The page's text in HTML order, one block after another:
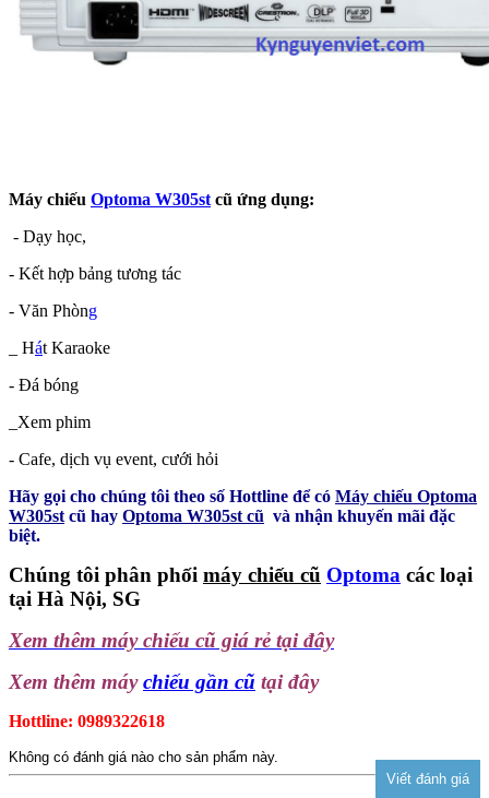
Máy chiếu Optoma W305st cũ ứng dụng:
- Dạy học,
- Kết hợp bảng tương tác
- Văn Phòng
_ Hát Karaoke
- Đá bóng
_Xem phim
- Cafe, dịch vụ event, cưới hỏi
Hãy gọi cho chúng tôi theo số Hottline để có Máy chiếu Optoma
W305st cũ hay Optoma W305st cũ và nhận khuyến mãi đặc
biệt.
Chúng tôi phân phối máy chiếu cũ Optoma các loại
tại Hà Nội, SG
Xem thêm máy chiếu cũ giá rẻ tại đây
Xem thêm máychiếu gần cũ tại đây
Hottline: 0989322618
Không có đánh giá nào cho sản phẩm này.